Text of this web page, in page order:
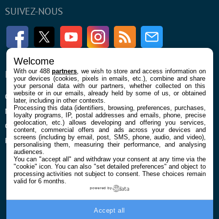
SUIVEZ-NOUS
FacebookTwitter Youtube InstagramRSS Newsletter
ENTREPRISE
Qui sommes nous
Mentions légales et CGU
Confidentialité et Cookies
Préférences cookies
À PROPOS
La rédaction
Contact
Welcome
With our 488partners , we wish to store and access information on
your devices (cookies, pixels in emails, etc.), combine and share
your personal data with our partners, whether collected on this
website or in our emails, already held by some of us, or obtained
later, including in other contexts.
Processing this data (identifiers, browsing, preferences, purchases,
loyalty programs, IP, postal addresses and emails, phone, precise
geolocation, etc.) allows developing and offering you services,
content, commercial offers and ads across your devices and
screens (including by email, post, SMS, phone, audio, and video),
personalising them, measuring their performance, and analysing
audiences.
You can "accept all" and withdraw your consent at any time via the
"cookie" icon. You can also "set detailed preferences" and object to
processing activities not subject to consent. These choices remain
valid for 6 months.
powered by
Accept all